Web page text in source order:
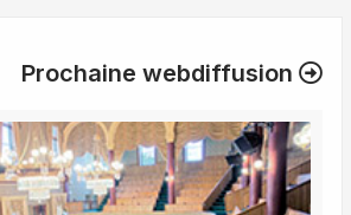
Prochaine webdiffusion